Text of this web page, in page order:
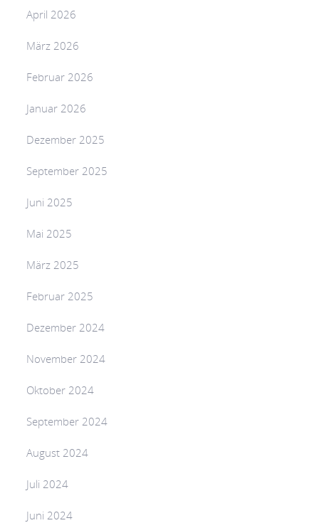
April 2026
März 2026
Februar 2026
Januar 2026
Dezember 2025
September 2025
Juni 2025
Mai 2025
März 2025
Februar 2025
Dezember 2024
November 2024
Oktober 2024
September 2024
August 2024
Juli 2024
Juni 2024